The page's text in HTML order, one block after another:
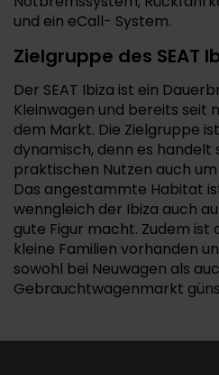
und ein eCall- System.
Zielgruppe des SEAT
Der SEAT Ibiza ist ein
Kleinwagen und bereits seit
dem Markt. Die Zielgruppe
dynamisch, denn es handelt
praktischen Nutzen auch
Das angestammte Habitat
wenngleich der Ibiza auch
gute Figur macht. Zudem ist
kleine Familien vorhanden
sowohl bei Neuwagen als
Gebrauchtwagenmarkt